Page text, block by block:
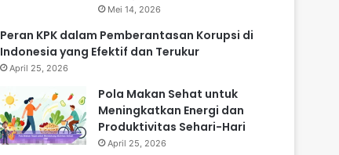
Mei 14, 2026
Peran KPK dalam Pemberantasan Korupsi di
Indonesia yang Efektif dan Terukur
April 25, 2026
Pola Makan Sehat untuk
Meningkatkan Energi dan
Produktivitas Sehari-Hari
April 25, 2026